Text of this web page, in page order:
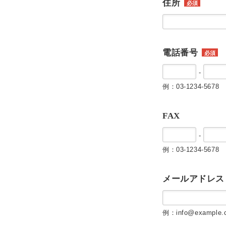
住所 必須
電話番号 必須
-
例：03-1234-5678
FAX
-
例：03-1234-5678
メールアドレス
例：